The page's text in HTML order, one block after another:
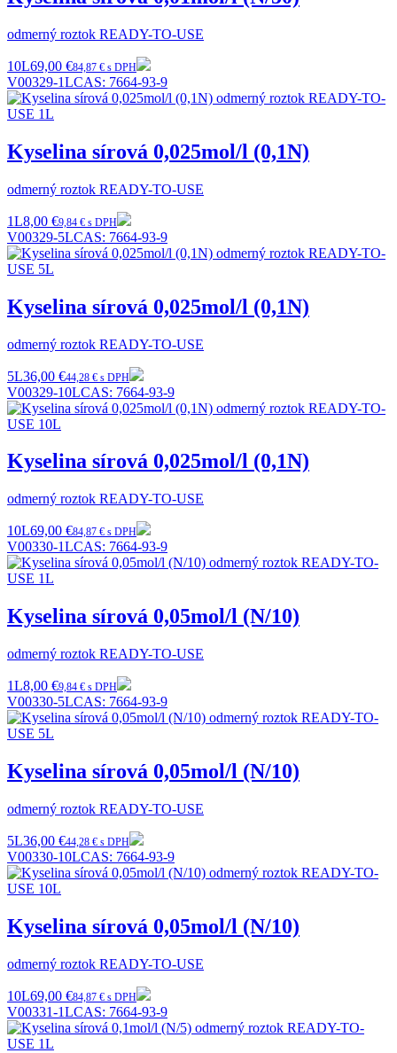
odmerný roztok READY-TO-USE
10L69,00 €84,87 € s DPH
V00329-1LCAS: 7664-93-9
Kyselina sírová 0,025mol/l (0,1N)
odmerný roztok READY-TO-USE
1L8,00 €9,84 € s DPH
V00329-5LCAS: 7664-93-9
Kyselina sírová 0,025mol/l (0,1N)
odmerný roztok READY-TO-USE
5L36,00 €44,28 € s DPH
V00329-10LCAS: 7664-93-9
Kyselina sírová 0,025mol/l (0,1N)
odmerný roztok READY-TO-USE
10L69,00 €84,87 € s DPH
V00330-1LCAS: 7664-93-9
Kyselina sírová 0,05mol/l (N/10)
odmerný roztok READY-TO-USE
1L8,00 €9,84 € s DPH
V00330-5LCAS: 7664-93-9
Kyselina sírová 0,05mol/l (N/10)
odmerný roztok READY-TO-USE
5L36,00 €44,28 € s DPH
V00330-10LCAS: 7664-93-9
Kyselina sírová 0,05mol/l (N/10)
odmerný roztok READY-TO-USE
10L69,00 €84,87 € s DPH
V00331-1LCAS: 7664-93-9